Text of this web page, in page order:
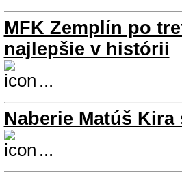
MFK Zemplín po
najlepšie v histórii
...
Naberie Matúš
...